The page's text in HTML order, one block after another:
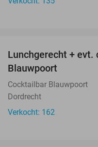
Lunchgerecht +
Blauwpoort
Cocktailbar Blauwpoort
Dordrecht
Verkocht: 162